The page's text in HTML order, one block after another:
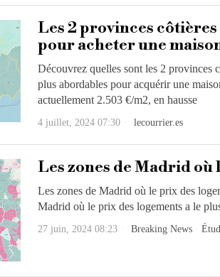
Les 2 provinces
pour acheter une
Découvrez quelles sont les 2 provinces
plus abordables pour acquérir une
actuellement 2.503 €/m2, en hausse
4 juillet, 2024 07:30 lecourrier.es
Les zones de Madrid où
Les zones de Madrid où le prix des
Madrid où le prix des logements a le
27 juin, 2024 08:23 Breaking News ·